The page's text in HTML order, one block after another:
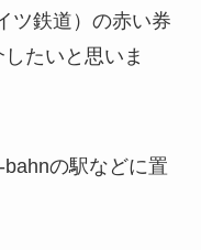
ツ鉄道）の赤い券
たいと思いま
の駅などに置